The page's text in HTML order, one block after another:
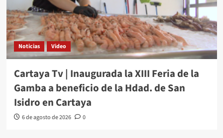
Noticias Video
Cartaya Tv | Inaugurada la XIII Feria de la
Gamba a beneficio de la Hdad. de San
Isidro en Cartaya
6 de agosto de 2026 0